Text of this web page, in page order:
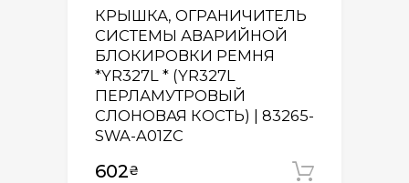
КРЫШКА, ОГРАНИЧИТЕЛЬ
СИСТЕМЫ АВАРИЙНОЙ
БЛОКИРОВКИ РЕМНЯ
*YR327L * (YR327L
ПЕРЛАМУТРОВЫЙ
СЛОНОВАЯ КОСТЬ) | 83265-
SWA-A01ZC
602₴